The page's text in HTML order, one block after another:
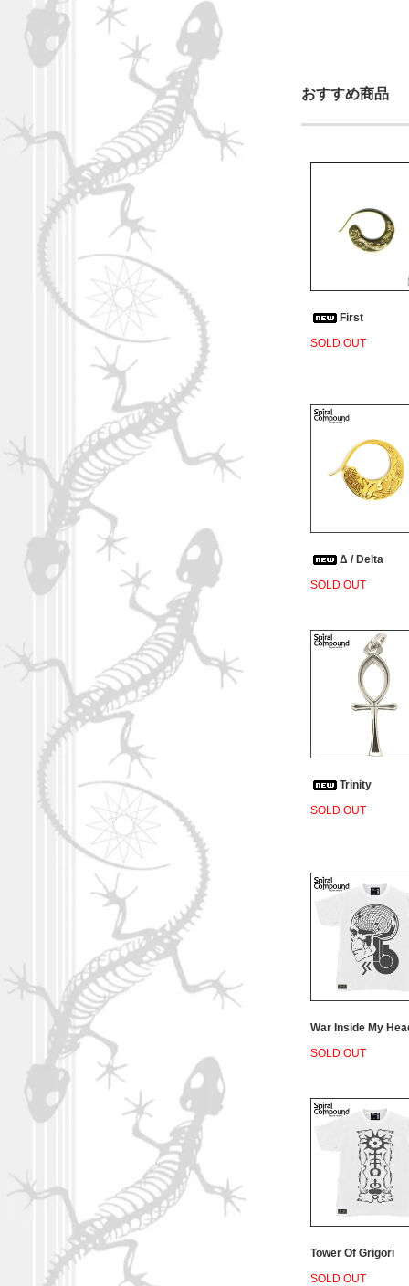
おすすめ商品
First
SOLD OUT
Δ / Delta
SOLD OUT
Trinity
SOLD OUT
War Inside My
SOLD OUT
Tower Of Grigori
SOLD OUT